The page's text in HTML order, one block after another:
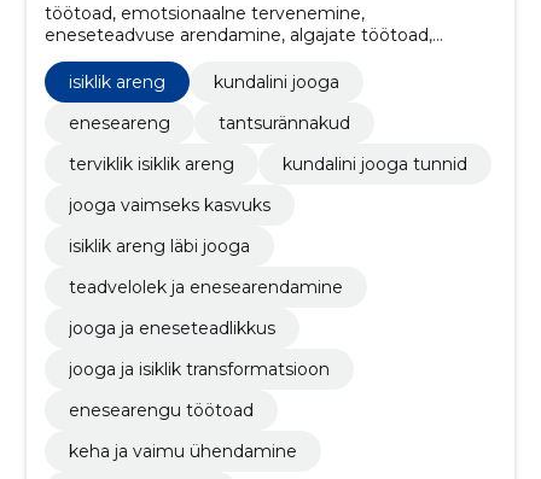
töötoad, emotsionaalne tervenemine,
eneseteadvuse arendamine, algajate töötoad,
edasijõudnutele, teadveloleku koolitus,
stressijuhtimine, Sündmused, kundalini jooga
algkursus, kundalini jooga töötoad
isiklik areng
kundalini jooga
eneseareng
tantsurännakud
terviklik isiklik areng
kundalini jooga tunnid
jooga vaimseks kasvuks
isiklik areng läbi jooga
teadvelolek ja enesearendamine
jooga ja eneseteadlikkus
jooga ja isiklik transformatsioon
enesearengu töötoad
keha ja vaimu ühendamine